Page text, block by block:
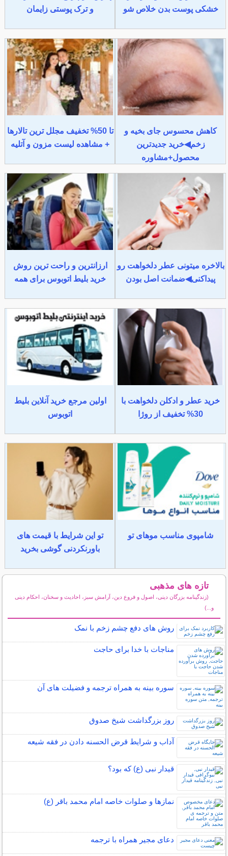
خشکی پوست بدن خلاص شو
و ترک پوستی زایمان
کاهش محسوس جای بخیه و
زخم◀خرید جدیدترین
محصول+مشاوره
تا 50% تخفیف مجلل ترین تالارها
+ مشاهده لیست مزون و آتلیه
بالاخره میتونی عطر دلخواهت رو
پیداکنی◀ضمانت اصل بودن
ارزانترین و راحت ترین روش
خرید بلیط اتوبوس برای همه
خرید عطر و ادکلن دلخواهت با
30% تخفیف از روژا
اولین مرجع خرید آنلاین بلیط
اتوبوس
شامپوی مناسب موهای تو
تو این شرایط با قیمت های
باورنکردنی گوشی بخرید
تازه های مذهبی
(زندگینامه بزرگان دینی، اصول و فروع دین، آرامش سبز، احادیث و سخنان، احکام دینی
و...)
روش های دفع چشم زخم با نمک
مناجات با خدا برای حاجت
سوره بینه به همراه ترجمه و فضیلت های آن
روز بزرگداشت شيخ صدوق
آداب و شرایط قرض الحسنه دادن در فقه شیعه
قیدار نبی (ع) که بود؟
نمازها و صلوات خاصه امام محمد باقر (ع)
دعای مجیر همراه با ترجمه